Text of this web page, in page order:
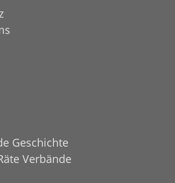
Geschichte
Verbände